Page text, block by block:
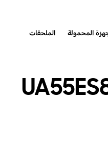
المحمولة الملحقات